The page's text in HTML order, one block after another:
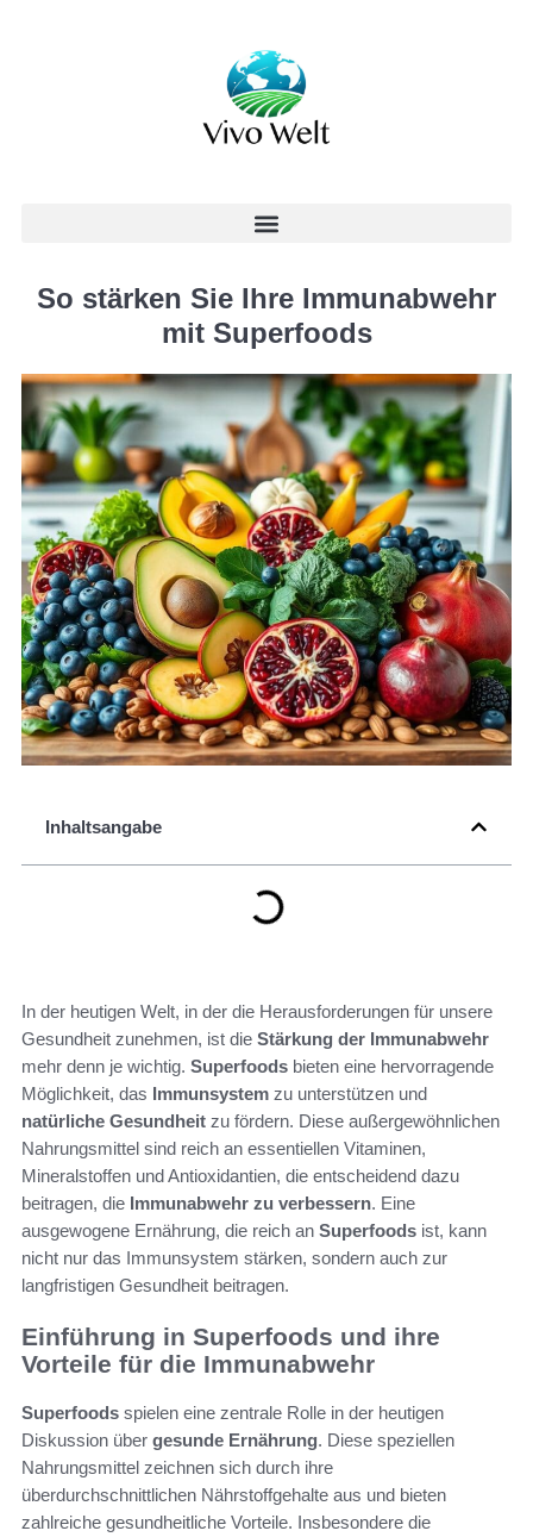
So stärken Sie Ihre Immunabwehr
mit Superfoods
Inhaltsangabe
In der heutigen Welt, in der die Herausforderungen für unsere
Gesundheit zunehmen, ist die Stärkung der Immunabwehr
mehr denn je wichtig. Superfoods bieten eine hervorragende
Möglichkeit, das Immunsystem zu unterstützen und
natürliche Gesundheit zu fördern. Diese außergewöhnlichen
Nahrungsmittel sind reich an essentiellen Vitaminen,
Mineralstoffen und Antioxidantien, die entscheidend dazu
beitragen, die Immunabwehr zu verbessern. Eine
ausgewogene Ernährung, die reich an Superfoods ist, kann
nicht nur das Immunsystem stärken, sondern auch zur
langfristigen Gesundheit beitragen.
Einführung in Superfoods und ihre
Vorteile für die Immunabwehr
Superfoods spielen eine zentrale Rolle in der heutigen
Diskussion über gesunde Ernährung. Diese speziellen
Nahrungsmittel zeichnen sich durch ihre
überdurchschnittlichen Nährstoffgehalte aus und bieten
zahlreiche gesundheitliche Vorteile. Insbesondere die